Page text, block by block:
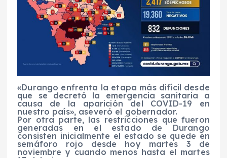
«Durango enfrenta la etapa más difícil desde
que se decretó la emergencia sanitaria a
causa de la aparición del COVID-19 en
nuestro país», aseveró el gobernador.
Por otra parte, las restricciones que fueron
generadas en el estado de Durango
consisten inicialmente el estado se quede en
semáforo rojo desde hoy martes 3 de
noviembre y cuando menos hasta el martes